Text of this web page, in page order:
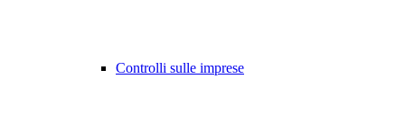
Controlli sulle imprese